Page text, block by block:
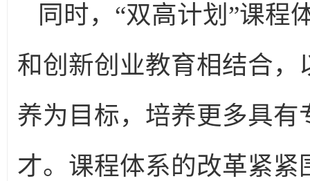
同时，“双高计划”课程
和创新创业教育相结合
养为目标，培养更多具
才。课程体系的改革紧